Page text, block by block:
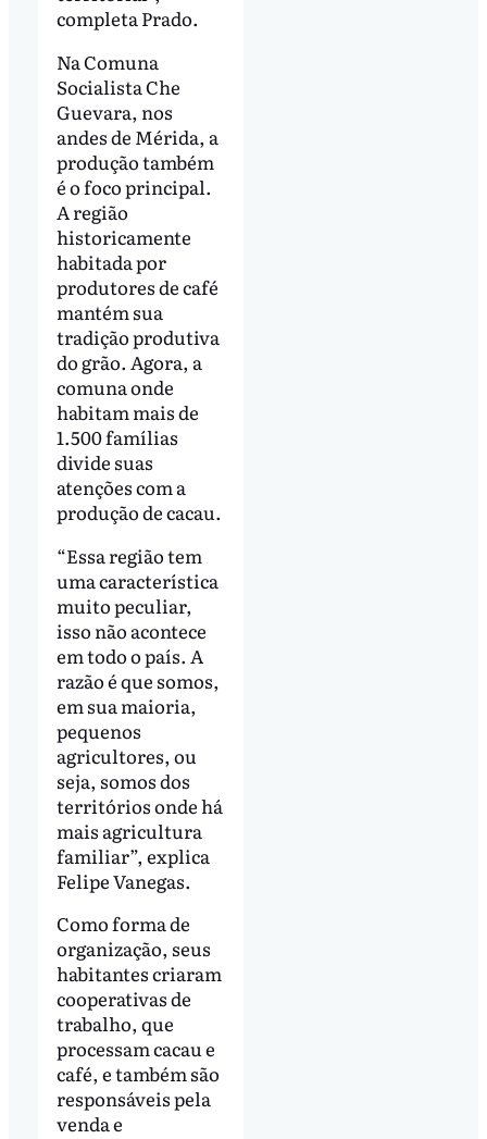
completa Prado.
Na Comuna
Socialista Che
Guevara, nos
andes de Mérida, a
produção também
é o foco principal.
A região
historicamente
habitada por
produtores de café
mantém sua
tradição produtiva
do grão. Agora, a
comuna onde
habitam mais de
1.500 famílias
divide suas
atenções com a
produção de cacau.
“Essa região tem
uma característica
muito peculiar,
isso não acontece
em todo o país. A
razão é que somos,
em sua maioria,
pequenos
agricultores, ou
seja, somos dos
territórios onde há
mais agricultura
familiar”, explica
Felipe Vanegas.
Como forma de
organização, seus
habitantes criaram
cooperativas de
trabalho, que
processam cacau e
café, e também são
responsáveis pela
venda e